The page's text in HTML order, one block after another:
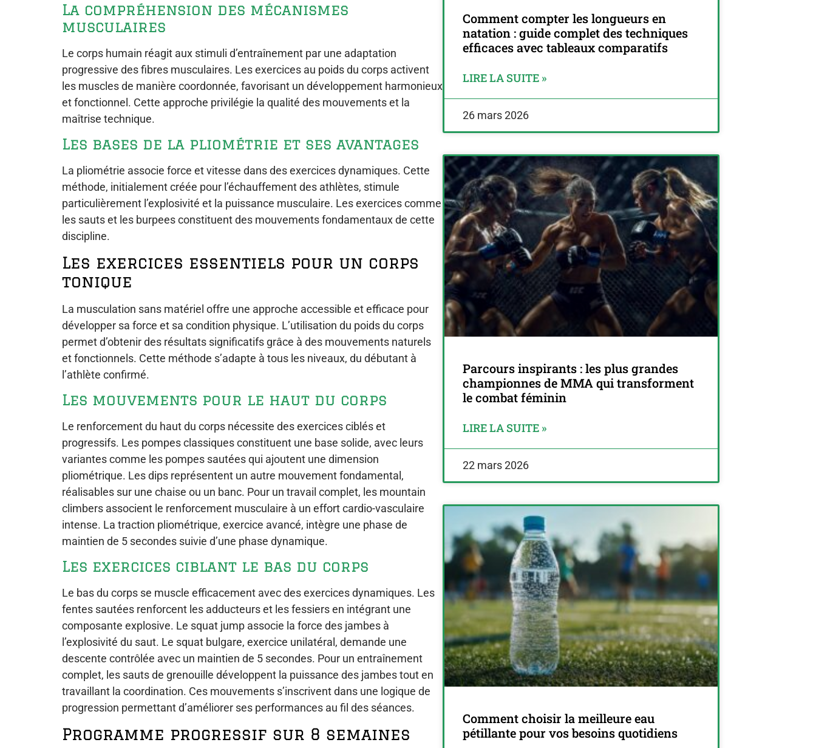
Comment compter les longueurs en
natation : guide complet des techniques
efficaces avec tableaux comparatifs
LIRE LA SUITE »
26 mars 2026
Parcours inspirants : les plus grandes
championnes de MMA qui transforment
le combat féminin
LIRE LA SUITE »
22 mars 2026
Comment choisir la meilleure eau
pétillante pour vos besoins quotidiens
La compréhension des mécanismes
musculaires
Le corps humain réagit aux stimuli d’entraînement par une adaptation
progressive des fibres musculaires. Les exercices au poids du corps activent
les muscles de manière coordonnée, favorisant un développement harmonieux
et fonctionnel. Cette approche privilégie la qualité des mouvements et la
maîtrise technique.
Les bases de la pliométrie et ses avantages
La pliométrie associe force et vitesse dans des exercices dynamiques. Cette
méthode, initialement créée pour l’échauffement des athlètes, stimule
particulièrement l’explosivité et la puissance musculaire. Les exercices comme
les sauts et les burpees constituent des mouvements fondamentaux de cette
discipline.
Les exercices essentiels pour un corps
tonique
La musculation sans matériel offre une approche accessible et efficace pour
développer sa force et sa condition physique. L’utilisation du poids du corps
permet d’obtenir des résultats significatifs grâce à des mouvements naturels
et fonctionnels. Cette méthode s’adapte à tous les niveaux, du débutant à
l’athlète confirmé.
Les mouvements pour le haut du corps
Le renforcement du haut du corps nécessite des exercices ciblés et
progressifs. Les pompes classiques constituent une base solide, avec leurs
variantes comme les pompes sautées qui ajoutent une dimension
pliométrique. Les dips représentent un autre mouvement fondamental,
réalisables sur une chaise ou un banc. Pour un travail complet, les mountain
climbers associent le renforcement musculaire à un effort cardio-vasculaire
intense. La traction pliométrique, exercice avancé, intègre une phase de
maintien de 5 secondes suivie d’une phase dynamique.
Les exercices ciblant le bas du corps
Le bas du corps se muscle efficacement avec des exercices dynamiques. Les
fentes sautées renforcent les adducteurs et les fessiers en intégrant une
composante explosive. Le squat jump associe la force des jambes à
l’explosivité du saut. Le squat bulgare, exercice unilatéral, demande une
descente contrôlée avec un maintien de 5 secondes. Pour un entraînement
complet, les sauts de grenouille développent la puissance des jambes tout en
travaillant la coordination. Ces mouvements s’inscrivent dans une logique de
progression permettant d’améliorer ses performances au fil des séances.
Programme progressif sur 8 semaines